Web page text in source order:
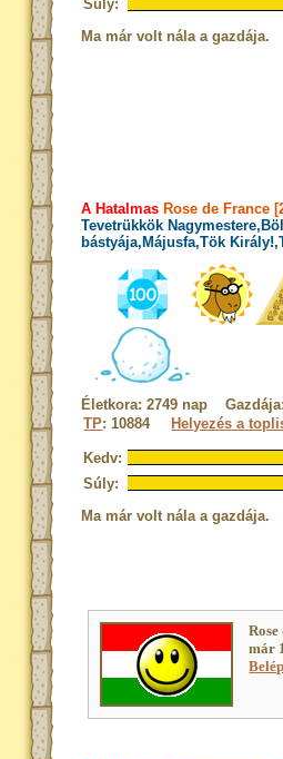
Súly:
Ma már volt nála a gazdája.
A Hatalmas Rose de France
Tevetrükkök
bástyája,Májusfa,Tök
Életkora: 2749 nap
TP: 10884 Helyezés a
Kedv:
Súly:
Ma már volt nála a gazdája.
már